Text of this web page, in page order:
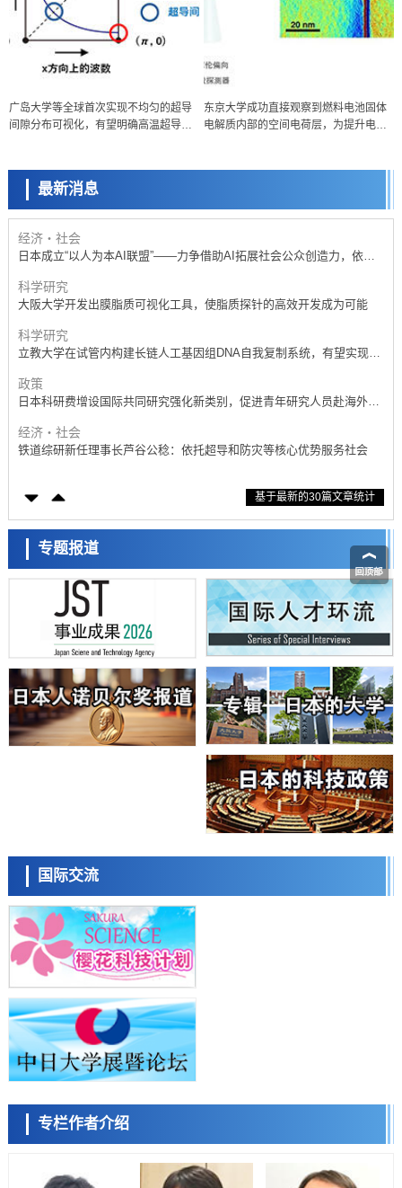
广岛大学等全球首次实现不均匀的超导
间隙分布可视化，有望明确高温超导机
东京大学成功直接观察到燃料电池固体
电解质内部的空间电荷层，为提升电池
最新消息
日本科研费增设国际共同研究强化新类别，促进青年研究人员赴海外开
展研究
科学研究
开发出300亿年仅误差1秒的光晶格钟，构建网络将其打造为下一代社会
基础设施
经济・社会
日本成立“以人为本AI联盟”——力争借助AI拓展社会公众创造力，依托
科学研究
大阪大学开发出膜脂质可视化工具，使脂质探针的高效开发成为可能
科学研究
立教大学在试管内构建长链人工基因组DNA自我复制系统，有望实现携
政策
日本科研费增设国际共同研究强化新类别，促进青年研究人员赴海外开
经济・社会
铁道综研新任理事长芦谷公稔：依托超导和防灾等核心优势服务社会
东京大学通过叶绿体基因组编辑技术强化碳固定酶，成功提高光合作用
科学研究
藤田医科大学等成功鉴定出非结核分枝杆菌生存的必需基因，首次揭示
该基因的必要性因菌株而异
经济・社会
【AI法下篇】如何应对AI的不可控性——中央大学平野晋教授专访
科学研究
日本学术会议：为保持土壤健康应采取哪些措施？探讨土壤保护与强化
的具体对策
科学研究
大阪大学开发基于水氢键网络的温度预测新方法，AI从分子排列信息中
高精度解读
经济・社会
【AI法上篇】如何对“将人生交给AI”保持危机感——中央大学平野晋教
庆应义塾大学阐明脑内“游击手”小胶质细胞包裹保护受损神经细胞的机
制，有望用于开发阿尔茨海默病等疾病疗法
劣化抑制机制，为提升轮胎安全性与耐久性的材料设计开辟道路
科学研究
近畿大学等发现植物染料“日本茜”的红色成分可抑制老化与炎症，有望
科学研究
群马大学开发针对难治性癫痫的新型基因疗法，利用超小型GAD67启动
子抑制发作
科学研究
九州大学揭示夜间眼压升高机制：两种激素波动叠加所致
科学研究
东京都产技研采用新手法开发出可稳定工作至300℃的介电材料，已验
证电容器可在汽车发动机等高温环境下工作
经济・社会
日本生成式AI使用者占比一年内翻倍，但与中美德仍有较大差距
政策
日本修订首都直下型地震紧急对策：目标为死亡人数至少减半，重点强
化火灾防控
福井大学发现细胞记忆过往并抑制反应的机制，阐明即便DNA相同反应
基于最新的30篇文章统计
专题报道
国际交流
专栏作者介绍
流员
小岩井忠道
陈小牧 李鸥 安宁